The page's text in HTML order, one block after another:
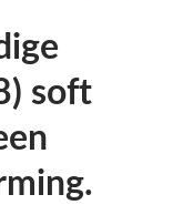
soft